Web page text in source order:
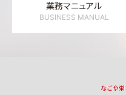
業務マニュアル
BUSINESS MANUAL